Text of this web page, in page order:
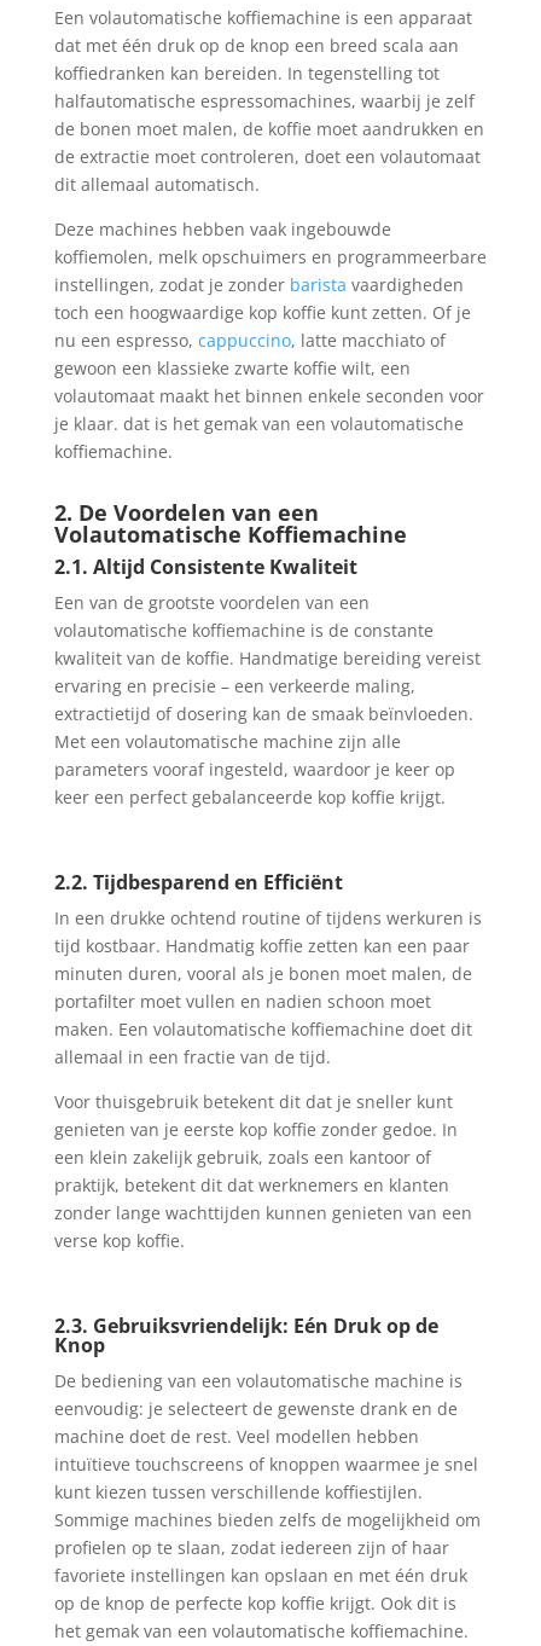
Een volautomatische koffiemachine is een apparaat
dat met één druk op de knop een breed scala aan
koffiedranken kan bereiden. In tegenstelling tot
halfautomatische espressomachines, waarbij je zelf
de bonen moet malen, de koffie moet aandrukken en
de extractie moet controleren, doet een volautomaat
dit allemaal automatisch.
Deze machines hebben vaak ingebouwde
koffiemolen, melk opschuimers en programmeerbare
instellingen, zodat je zonder barista vaardigheden
toch een hoogwaardige kop koffie kunt zetten. Of je
nu een espresso, cappuccino, latte macchiato of
gewoon een klassieke zwarte koffie wilt, een
volautomaat maakt het binnen enkele seconden voor
je klaar. dat is het gemak van een volautomatische
koffiemachine.
2. De Voordelen van een
Volautomatische Koffiemachine
2.1. Altijd Consistente Kwaliteit
Een van de grootste voordelen van een
volautomatische koffiemachine is de constante
kwaliteit van de koffie. Handmatige bereiding vereist
ervaring en precisie – een verkeerde maling,
extractietijd of dosering kan de smaak beïnvloeden.
Met een volautomatische machine zijn alle
parameters vooraf ingesteld, waardoor je keer op
keer een perfect gebalanceerde kop koffie krijgt.
2.2. Tijdbesparend en Efficiënt
In een drukke ochtend routine of tijdens werkuren is
tijd kostbaar. Handmatig koffie zetten kan een paar
minuten duren, vooral als je bonen moet malen, de
portafilter moet vullen en nadien schoon moet
maken. Een volautomatische koffiemachine doet dit
allemaal in een fractie van de tijd.
Voor thuisgebruik betekent dit dat je sneller kunt
genieten van je eerste kop koffie zonder gedoe. In
een klein zakelijk gebruik, zoals een kantoor of
praktijk, betekent dit dat werknemers en klanten
zonder lange wachttijden kunnen genieten van een
verse kop koffie.
2.3. Gebruiksvriendelijk: Eén Druk op de
Knop
De bediening van een volautomatische machine is
eenvoudig: je selecteert de gewenste drank en de
machine doet de rest. Veel modellen hebben
intuïtieve touchscreens of knoppen waarmee je snel
kunt kiezen tussen verschillende koffiestijlen.
Sommige machines bieden zelfs de mogelijkheid om
profielen op te slaan, zodat iedereen zijn of haar
favoriete instellingen kan opslaan en met één druk
op de knop de perfecte kop koffie krijgt. Ook dit is
het gemak van een volautomatische koffiemachine.